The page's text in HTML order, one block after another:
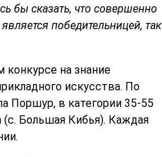
бы сказать, что совершенно
победительницей, так
на знание
искусства. По
Поршур, в категории 35-55
Большая Кибья). Каждая